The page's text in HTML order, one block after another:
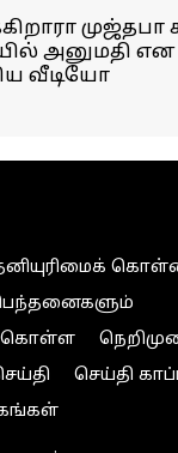
முஜ்தபா
அனுமதி
வீடியோ
கொள்ள
செய்தி